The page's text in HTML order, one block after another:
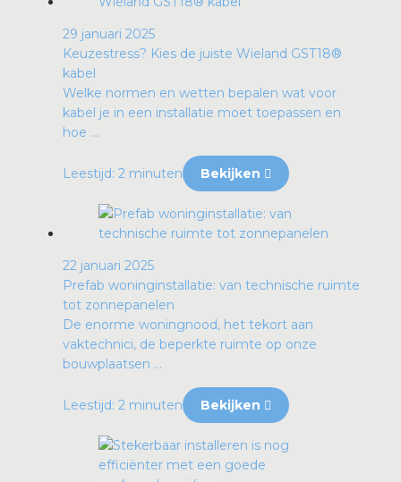
29 januari 2025
Keuzestress? Kies de juiste Wieland GST18®
kabel
Welke normen en wetten bepalen wat voor
kabel je in een installatie moet toepassen en
hoe ...
Leestijd: 2 minuten Bekijken
22 januari 2025
Prefab woninginstallatie: van technische ruimte
tot zonnepanelen
De enorme woningnood, het tekort aan
vaktechnici, de beperkte ruimte op onze
bouwplaatsen ...
Leestijd: 2 minuten Bekijken